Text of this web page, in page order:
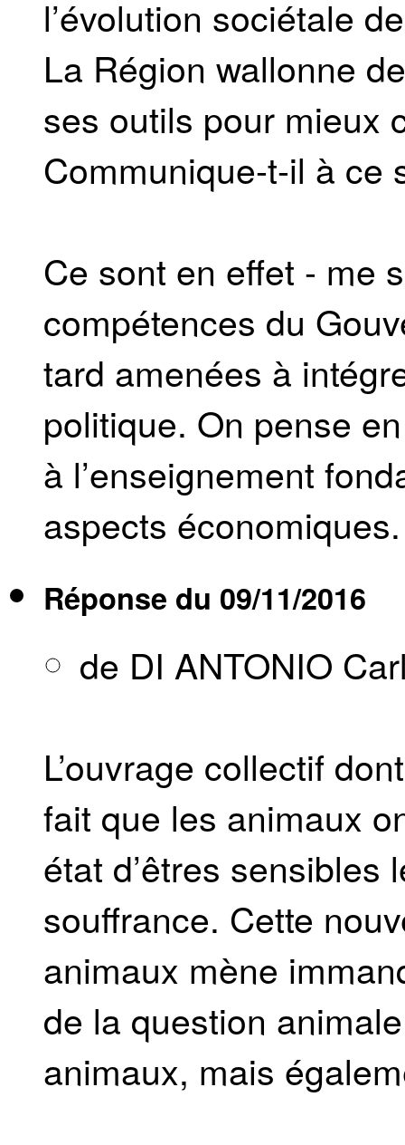
l’évolution sociétale
La Région wallonne
ses outils pour mieux
Communique-t-il à ce
Ce sont en effet - me
compétences du
tard amenées à
politique. On pense
à l’enseignement
aspects économiques.
Réponse du 09/11/2016
de DI ANTONIO
L’ouvrage collectif
fait que les animaux
état d’êtres
souffrance. Cette
animaux mène
de la question
animaux, mais